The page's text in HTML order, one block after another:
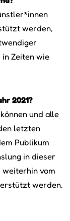
werden,
Zeiten wie
2021?
und alle
letzten
Publikum
in dieser
weiterhin vom
werden.